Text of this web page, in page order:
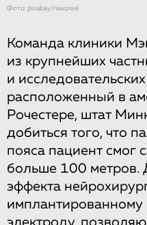
Фото: pixabay/rawpixel
Команда клиники
из крупнейших
и
расположенный в
Рочестере, штат
добиться того, что
пояса пациент смог
больше 100 метров.
эффекта
имплантированному
электроду,